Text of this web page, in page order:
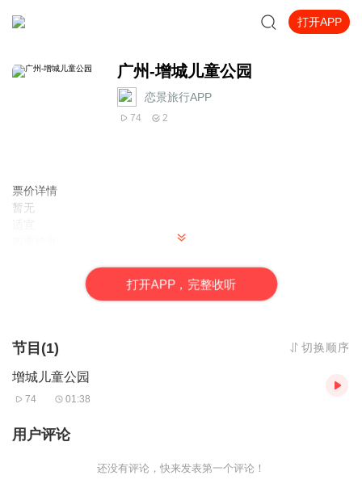
打开APP
广州-增城儿童公园
恋景旅行APP
74 2
票价详情
暂无
因为原规划落后于城市发展需要，2001年重新规划建设。新规划公
园占地面积161043平方米，设置人工湖、四季花园、观景亭、雕塑
园、石桥等，配以草地、垂柳、灌木、细叶榕等绿化。2008年改名
为“增城公园”；而到了2014年6月在“增城公园”基础上增加儿童游乐
了孩子们玩儿的项目了，这里有专为儿童开设的“童话城堡”、“秋千
荡漾”、“波波池”、“航海世界”等主题游乐。 而且整个公园绿化覆盖
率达到90%以上，基本上每个游乐场所都“有树遮阴”，这使儿童公园
打开APP，完整收听
节目(1) 切换顺序
增城儿童公园
74 01:38
用户评论
还没有评论，快来发表第一个评论！